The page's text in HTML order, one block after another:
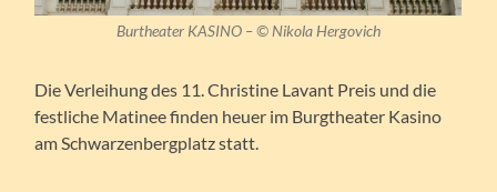
Burtheater KASINO – © Nikola Hergovich
Die Verleihung des 11. Christine Lavant Preis und die
festliche Matinee finden heuer im Burgtheater Kasino
am Schwarzenbergplatz statt.